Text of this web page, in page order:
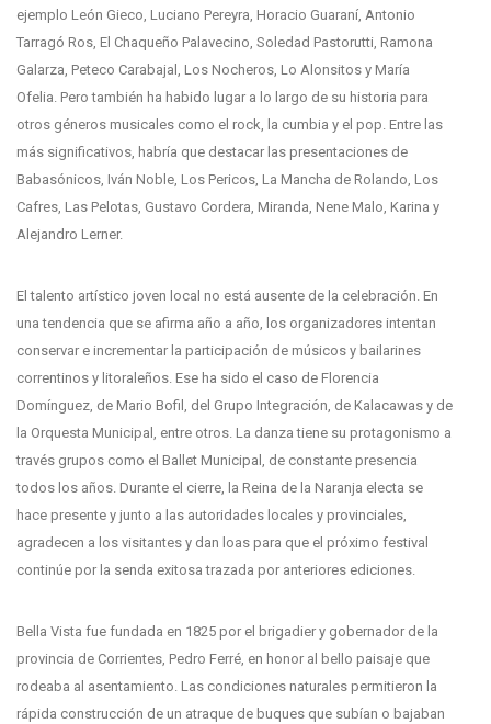
ejemplo León Gieco, Luciano Pereyra, Horacio Guaraní, Antonio
Tarragó Ros, El Chaqueño Palavecino, Soledad Pastorutti, Ramona
Galarza, Peteco Carabajal, Los Nocheros, Lo Alonsitos y María
Ofelia. Pero también ha habido lugar a lo largo de su historia para
otros géneros musicales como el rock, la cumbia y el pop. Entre las
más significativos, habría que destacar las presentaciones de
Babasónicos, Iván Noble, Los Pericos, La Mancha de Rolando, Los
Cafres, Las Pelotas, Gustavo Cordera, Miranda, Nene Malo, Karina y
Alejandro Lerner.
El talento artístico joven local no está ausente de la celebración. En
una tendencia que se afirma año a año, los organizadores intentan
conservar e incrementar la participación de músicos y bailarines
correntinos y litoraleños. Ese ha sido el caso de Florencia
Domínguez, de Mario Bofil, del Grupo Integración, de Kalacawas y de
la Orquesta Municipal, entre otros. La danza tiene su protagonismo a
través grupos como el Ballet Municipal, de constante presencia
todos los años. Durante el cierre, la Reina de la Naranja electa se
hace presente y junto a las autoridades locales y provinciales,
agradecen a los visitantes y dan loas para que el próximo festival
continúe por la senda exitosa trazada por anteriores ediciones.
Bella Vista fue fundada en 1825 por el brigadier y gobernador de la
provincia de Corrientes, Pedro Ferré, en honor al bello paisaje que
rodeaba al asentamiento. Las condiciones naturales permitieron la
rápida construcción de un atraque de buques que subían o bajaban